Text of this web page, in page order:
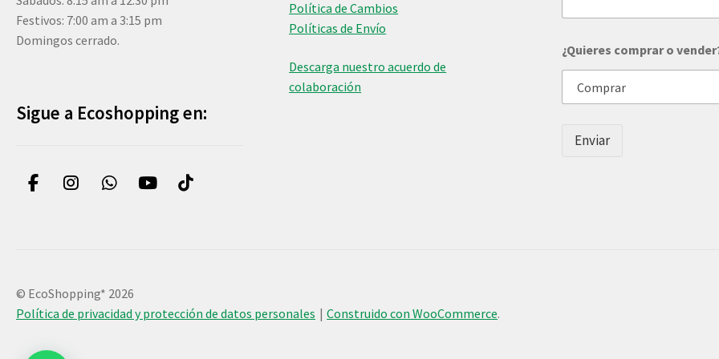
Festivos: 7:00 am a 3:15 pm
Domingos cerrado.
Sigue a Ecoshopping en:
Política de Cambios
Políticas de Envío
Descarga nuestro acuerdo de
colaboración
¿Quieres comprar o
Enviar
© EcoShopping* 2026
Política de privacidad y protección de datos personales
Construido con WooCommerce.